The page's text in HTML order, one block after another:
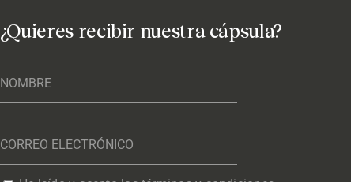
¿Quieres recibir nuestra cápsula?